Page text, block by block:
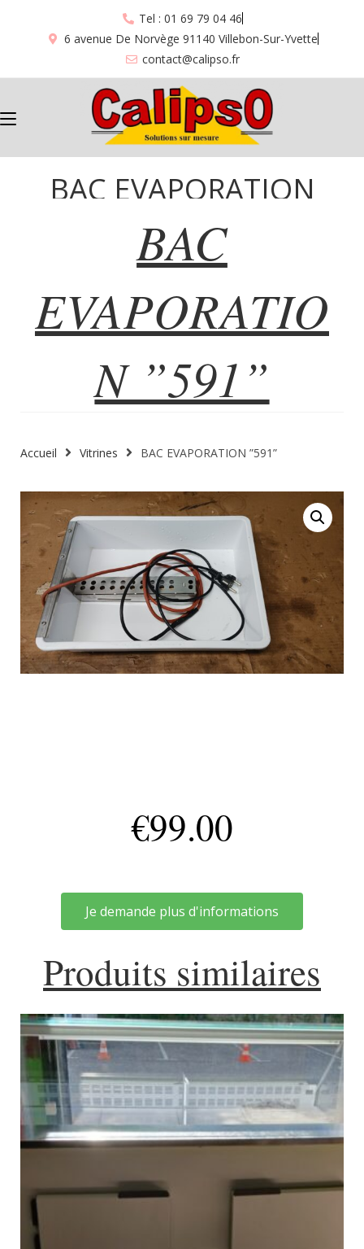
Tel : 01 69 79 04 46
6 avenue De Norvège 91140 Villebon-Sur-Yvette
contact@calipso.fr
BAC EVAPORATION
”591”
BAC
EVAPORATIO
N ”591”
Accueil Vitrines BAC EVAPORATION ”591”
€99.00
Je demande plus d'informations
Produits similaires